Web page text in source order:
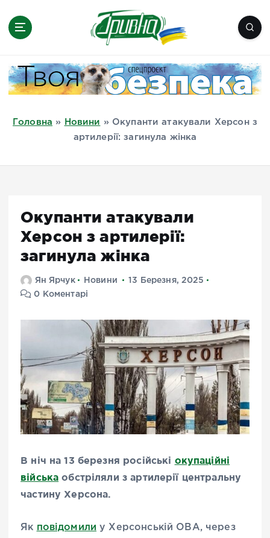
Миколаїв, Одеса, Мелітополь
Головна » Новини » Окупанти атакували Херсон з
артилерії: загинула жінка
Окупанти атакували
Херсон з артилерії:
загинула жінка
Ян Ярчук Новини
13 Березня, 2025
0 Коментарі
В ніч на 13 березня російські окупаційні
війська обстріляли з артилерії центральну
частину Херсона.
Як повідомили у Херсонській ОВА, через